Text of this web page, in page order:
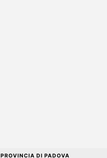
PROVINCIA DI PADOVA